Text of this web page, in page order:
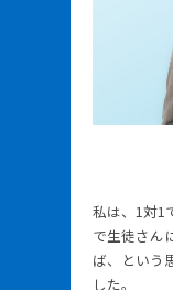
私は、1対1
で生徒さん
ば、という
した。